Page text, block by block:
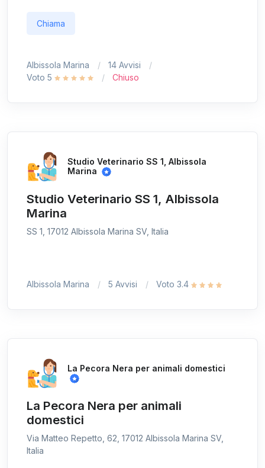
Chiama
Albissola Marina
14 Avvisi
Voto 5
Chiuso
Studio Veterinario SS 1, Albissola
Marina
Studio Veterinario SS 1, Albissola
Marina
SS 1, 17012 Albissola Marina SV, Italia
Albissola Marina 5 Avvisi Voto 3.4
La Pecora Nera per animali domestici
La Pecora Nera per animali
domestici
Via Matteo Repetto, 62, 17012 Albissola Marina SV,
Italia